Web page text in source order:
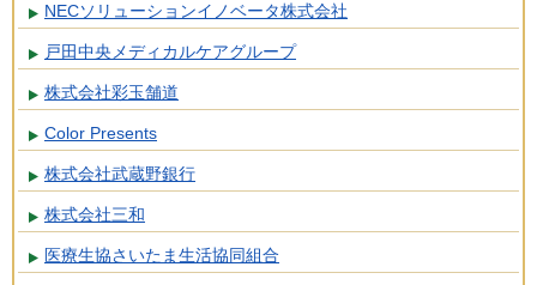
NECソリューションイノベータ株式会社
戸田中央メディカルケアグループ
株式会社彩玉舗道
Color Presents
株式会社武蔵野銀行
株式会社三和
医療生協さいたま生活協同組合